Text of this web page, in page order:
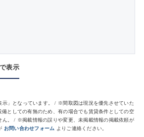
表示
」となっています。 / ※間取図は現況を優先させていた
としての有無のため、有の場合でも賃貸条件としての空
ん。 / ※掲載情報の誤りや変更、未掲載情報の掲載依頼が
お問い合わせフォーム よりご連絡ください。